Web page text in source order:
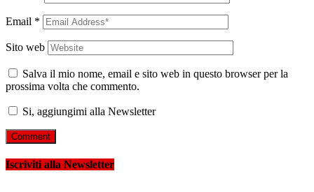
Email *
Sito web
Salva il mio nome, email e sito web in questo browser per la
prossima volta che commento.
Si, aggiungimi alla Newsletter
Iscriviti alla Newsletter